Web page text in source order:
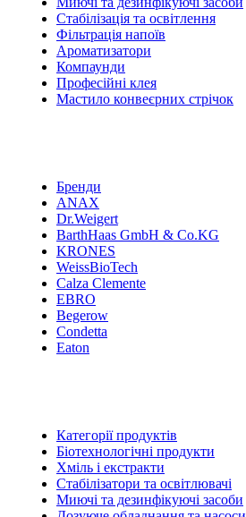
Стабілізація та освітлення
Фільтрація напоїв
Ароматизатори
Компаунди
Професійні клея
Мастило конвеєрних стрічок
Бренди
ANAX
Dr.Weigert
BarthHaas GmbH & Co.KG
KRONES
WeissBioTech
Calza Clemente
EBRO
Begerow
Condetta
Eaton
Категорії продуктів
Біотехнологічні продукти
Хміль і екстракти
Стабілізатори та освітлювачі
Миючі та дезинфікуючі засоби